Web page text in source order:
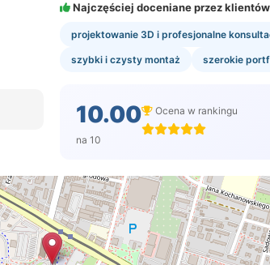
Najczęściej doceniane przez
projektowanie 3D i profesjonalne
szybki i czysty montaż szerokie
10.00
na 10
Ocena w rankingu